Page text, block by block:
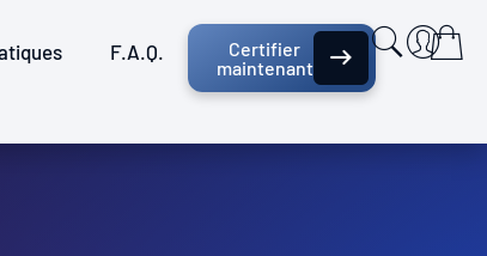
F.A.Q.
Certifier
maintenant